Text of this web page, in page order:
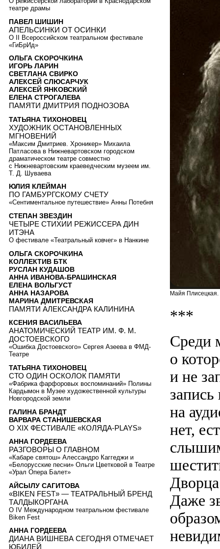
Майя Плисецкая.
***
Среди
о
и не
на
нет,
Даже
театре драмы
ПАВЕЛ ШИШИН
АПЕЛЬСИНКИ ОТ ОСИНКИ
О II Всероссийском театральном фестивале
«ГиБрИд»
ОЛЬГА СКОРОЧКИНА
ИГОРЬ ЛАРИН
СВЕТЛАНА СВИРКО
АЛЕКСЕЙ СЛЮСАРЧУК
АЛЕКСЕЙ ЯНКОВСКИЙ
ЕЛЕНА СТРОГАЛЕВА
ПАМЯТИ ДМИТРИЯ ПОДНОЗОВА
ТАТЬЯНА ТИХОНОВЕЦ
ХУДОЖНИК ОСТАНОВЛЕННЫХ
МГНОВЕНИЙ
«Максим Дмитриев. Хроникер» Михаила
Патласова в Нижневартовском городском
драматическом театре совместно
с Нижневартовским краеведческим музеем им.
Т. Д. Шуваева
ЮЛИЯ КЛЕЙМАН
ПО ГАМБУРГСКОМУ СЧЕТУ
«Сентиментальное путешествие» Анны Потебня
СТЕПАН ЗВЕЗДИН
ЧЕТЫРЕ СТИХИИ РЕЖИССЕРА ДИН
ИТЭНА
О фестивале «Театральный ковчег» в Нанкине
ОЛЬГА СКОРОЧКИНА
КОЛЛЕКТИВ БТК
РУСЛАН КУДАШОВ
АННА ИВАНОВА-БРАШИНСКАЯ
ЕЛЕНА ВОЛЬГУСТ
АННА НАЗАРОВА
МАРИНА ДМИТРЕВСКАЯ
ПАМЯТИ АЛЕКСАНДРА КАЛИНИНА
КСЕНИЯ ВАСИЛЬЕВА
АНАТОМИЧЕСКИЙ ТЕАТР ИМ. Ф. М.
ДОСТОЕВСКОГО
«Ошибка Достоевского» Сергея Азеева в ФМД-
Театре
ТАТЬЯНА ТИХОНОВЕЦ
СТО ОДИН ОСКОЛОК ПАМЯТИ
«Фабрика фарфоровых воспоминаний» Полины
Кардымон в Музее художественной культуры
Новгородской земли
ГАЛИНА БРАНДТ
ВАРВАРА СТАНИШЕВСКАЯ
О XIX ФЕСТИВАЛЕ «КОЛЯДА-PLAYS»
АННА ГОРДЕЕВА
РАЗГОВОРЫ О ГЛАВНОМ
«Кабаре святош» Алессандро Каггеджи и
«Белорусские песни» Ольги Цветковой в Театре
«Урал Опера Балет»
АЙСЫЛУ САГИТОВА
«BIKEN FEST» — ТЕАТРАЛЬНЫЙ БРЕНД
ТАЛДЫКОРГАНА
О IV Международном театральном фестивале
Biken Fest
АННА ГОРДЕЕВА
ДИАНА ВИШНЕВА СЕГОДНЯ ОТМЕЧАЕТ
ЮБИЛЕЙ